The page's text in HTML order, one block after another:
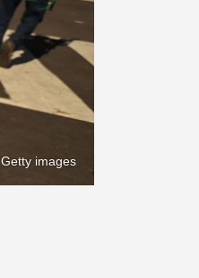
Getty images